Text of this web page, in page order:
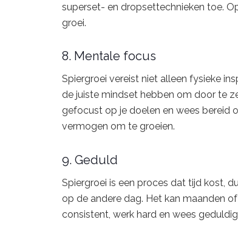
superset- en dropsettechnieken toe.
groei.
8. Mentale focus
Spiergroei vereist niet alleen fysieke
de juiste mindset hebben om door te
gefocust op je doelen en wees bereid
vermogen om te groeien.
9. Geduld
Spiergroei is een proces dat tijd kost,
op de andere dag. Het kan maanden
consistent, werk hard en wees